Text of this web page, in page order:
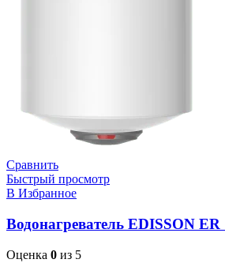
Сравнить
Быстрый просмотр
В Избранное
Водонагреватель EDISSON ER
Оценка 0 из 5